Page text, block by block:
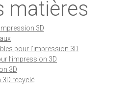
matières
3D
pour l’impression 3D
l’impression 3D
3D
3D recyclé